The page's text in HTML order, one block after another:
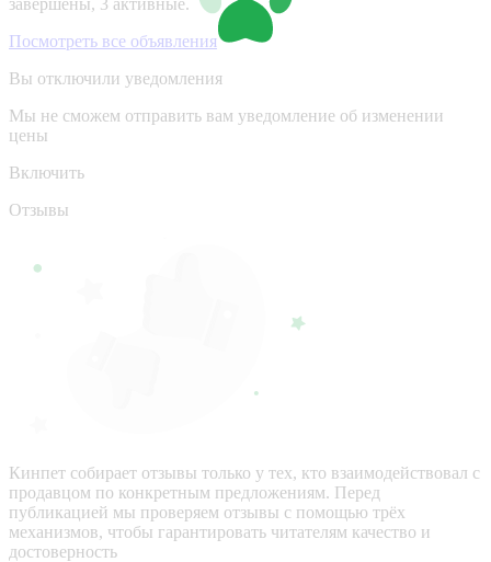
Посмотреть все объявления
Вы отключили уведомления
Мы не сможем отправить вам уведомление об изменении
цены
Включить
Отзывы
Кинпет собирает отзывы только у тех, кто взаимодействовал с
продавцом по конкретным предложениям. Перед
публикацией мы проверяем отзывы с помощью трёх
механизмов, чтобы гарантировать читателям качество и
достоверность